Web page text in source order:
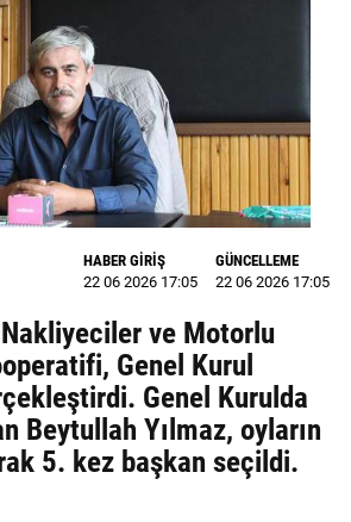
HABER GİRİŞ
22 06 2026 17:05
GÜNCELLEME
22 06 2026 17:05
ve Motorlu
Genel Kurul
Genel Kurulda
Beytullah Yılmaz, oyların
5. kez başkan seçildi.